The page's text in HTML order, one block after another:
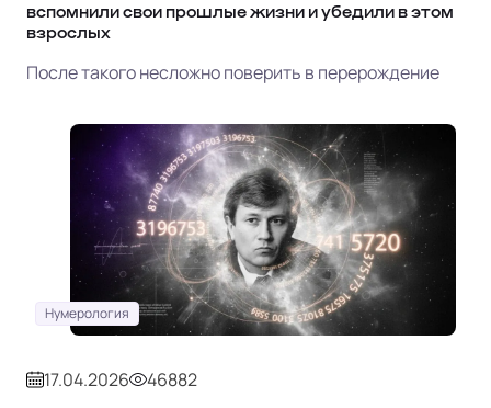
вспомнили свои прошлые жизни и убедили в этом
взрослых
После такого несложно поверить в перерождение
Нумерология
17.04.2026 46882